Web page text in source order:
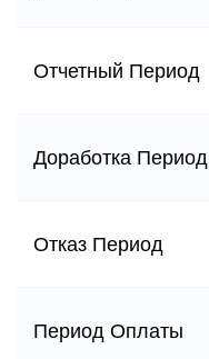
Отчетный Период
Доработка Период
Отказ Период
Период Оплаты